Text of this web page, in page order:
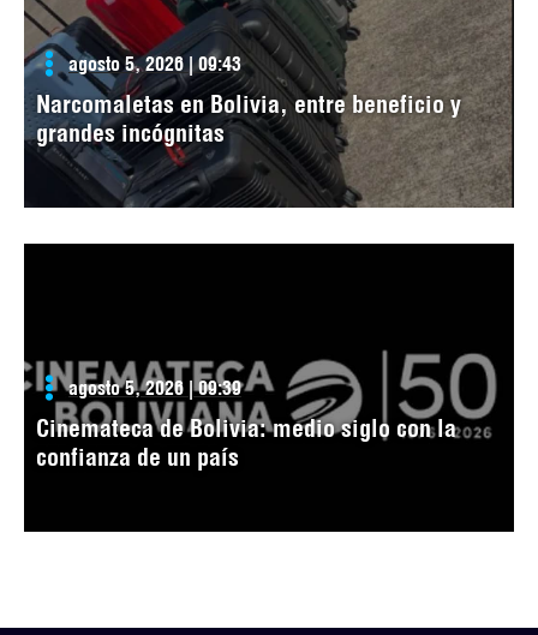
agosto 5, 2026 | 09:43
Narcomaletas en Bolivia, entre beneficio y
grandes incógnitas
agosto 5, 2026 | 09:39
Cinemateca de Bolivia: medio siglo con la
confianza de un país